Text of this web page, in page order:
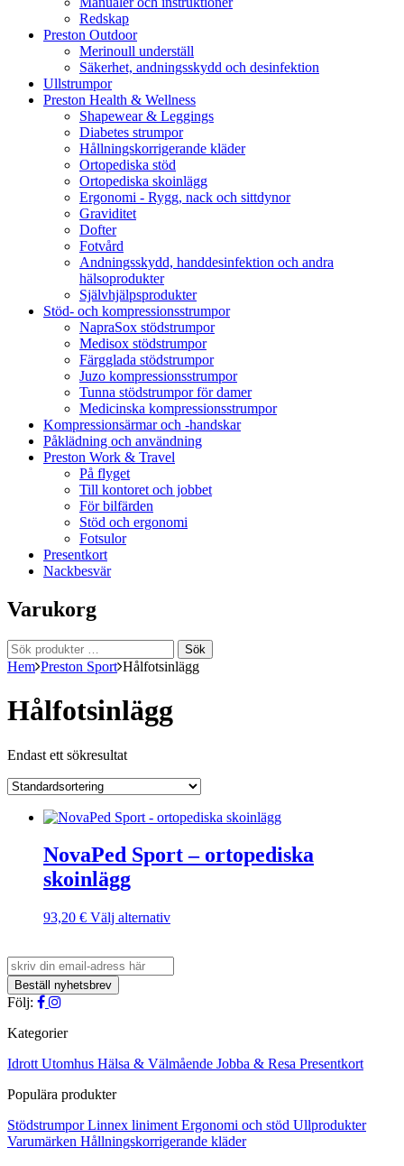
Redskap
Preston Outdoor
Merinoull underställ
Säkerhet, andningsskydd och desinfektion
Ullstrumpor
Preston Health & Wellness
Shapewear & Leggings
Diabetes strumpor
Hållningskorrigerande kläder
Ortopediska stöd
Ortopediska skoinlägg
Ergonomi - Rygg, nack och sittdynor
Graviditet
Dofter
Fotvård
Andningsskydd, handdesinfektion och andra
hälsoprodukter
Självhjälpsprodukter
Stöd- och kompressionsstrumpor
NapraSox stödstrumpor
Medisox stödstrumpor
Färgglada stödstrumpor
Juzo kompressionsstrumpor
Tunna stödstrumpor för damer
Medicinska kompressionsstrumpor
Kompressionsärmar och -handskar
Påklädning och användning
Preston Work & Travel
På flyget
Till kontoret och jobbet
För bilfärden
Stöd och ergonomi
Fotsulor
Presentkort
Nackbesvär
Varukorg
Sök
efter:
Sök
Hem Preston Sport Hålfotsinlägg
Hålfotsinlägg
Endast ett sökresultat
NovaPed Sport – ortopediska
skoinlägg
93,20 € Välj alternativDen
kan
Följ:
Kategorier
Idrott Utomhus Hälsa & Välmående Jobba & Resa Presentkort
Populära produkter
StödstrumporLinnex liniment Ergonomi och stöd Ullprodukter
Varumärken Hållningskorrigerande kläder